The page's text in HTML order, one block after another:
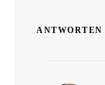
ANTWORTEN